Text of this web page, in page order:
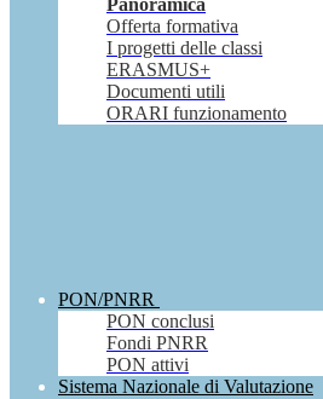
Panoramica
Offerta formativa
I progetti delle classi
ERASMUS+
Documenti utili
ORARI funzionamento
PON/PNRR
PON conclusi
Fondi PNRR
PON attivi
Sistema Nazionale di Valutazione